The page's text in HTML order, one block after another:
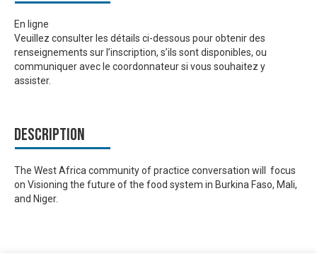
En ligne
Veuillez consulter les détails ci-dessous pour obtenir des
renseignements sur l’inscription, s’ils sont disponibles, ou
communiquer avec le coordonnateur si vous souhaitez y
assister.
Description
The West Africa community of practice conversation will focus
on Visioning the future of the food system in Burkina Faso, Mali,
and Niger.